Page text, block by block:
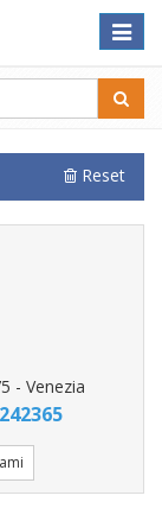
Toggle
Reset
- Venezia